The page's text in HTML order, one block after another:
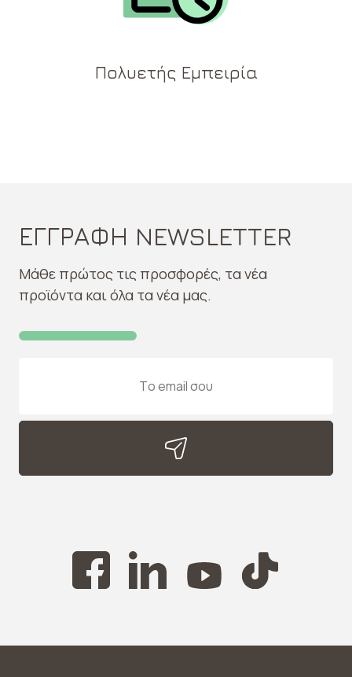
Πολυετής Εμπειρία
ΕΓΓΡΑΦΗ NEWSLETTER
Μάθε πρώτος τις προσφορές, τα νέα
προϊόντα και όλα τα νέα μας.